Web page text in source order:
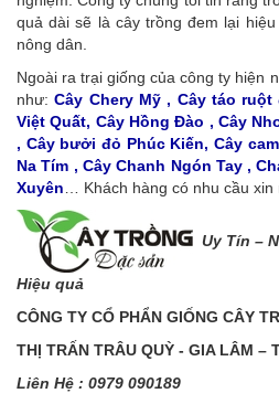
quả dài sẽ là cây trồng đem lại
nông dân.
Ngoài ra trại giống của công ty hiện
như:Cây Chery Mỹ , Cây táo
Việt Quất, Cây Hồng Đào , Cây
, Cây bưởi đỏ Phúc Kiến, Cây
Na Tím , Cây Chanh Ngón Tay ,
Xuyên… Khách hàng có nhu cầu xin
Uy Tín –
Hiệu quả
CÔNG TY CỔ PHẨN GIỐNG CÂY TR
THỊ TRẤN TRÂU QUỲ - GIA LÂM –
Liên Hệ : 0979 090189